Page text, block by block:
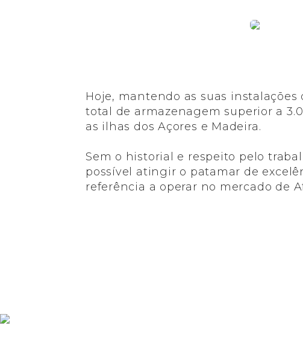
Hoje, mantendo as suas
total de armazenagem superior a
as ilhas dos Açores e Madeira.
Sem o historial e respeito pelo
possível atingir o patamar de
referência a operar no mercado de